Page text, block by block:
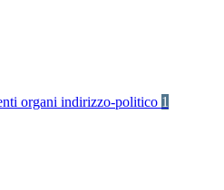
organi indirizzo-politico 1